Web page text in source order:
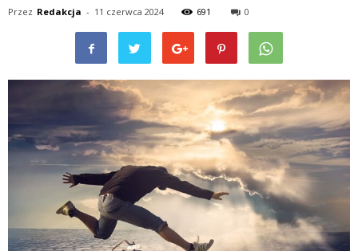
Przez Redakcja - 11 czerwca 2024 691 0